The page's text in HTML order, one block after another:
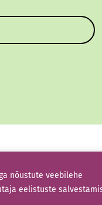
nõustute veebilehe
eelistuste